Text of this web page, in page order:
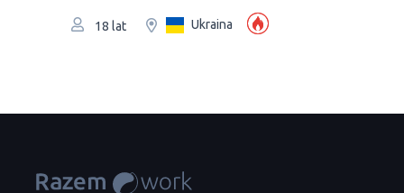
18 lat Ukraina